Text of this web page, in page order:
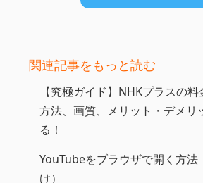
関連記事をもっと読む
【究極ガイド】NHKプラスの
方法、画質、メリット・デメリ
る！
YouTubeをブラウザで開く方法
け）